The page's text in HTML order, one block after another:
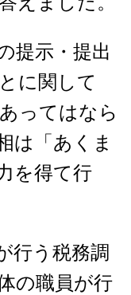
提示・提出
に関して
ってはなら
は「あくま
を得て行
行う税務調
の職員が行